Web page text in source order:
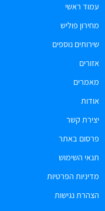
עמוד ראשי
מחירון פוליש
שירותים נוספים
אזורים
מאמרים
אודות
יצירת קשר
פרסום באתר
תנאי השימוש
מדיניות הפרטיות
הצהרת נגישות